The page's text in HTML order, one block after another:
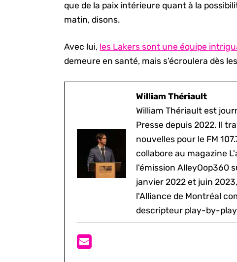
que de la paix intérieure quant à la
matin, disons.
Avec lui, les Lakers sont une équipe
demeure en santé, mais s’écroulera dès
William Thériault
William Thériault est
Presse depuis 2022. Il
nouvelles pour le FM
collabore au magazine
l'émission AlleyOop360
janvier 2022 et juin
l'Alliance de Montréal
descripteur play-by-